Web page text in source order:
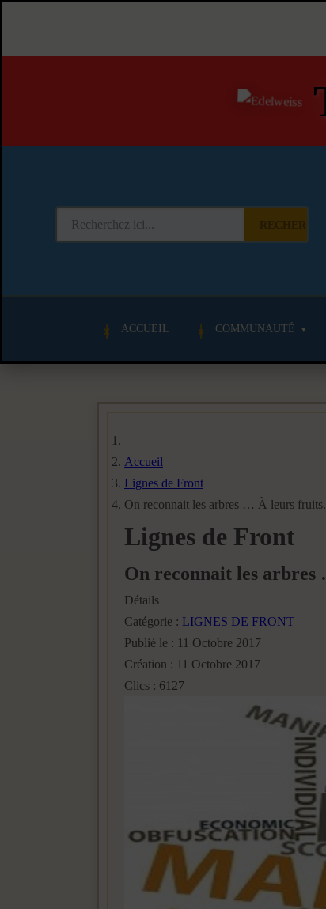
ACCUEIL COMMUNAUTÉ
Accueil
Lignes de Front
On reconnait les arbres … À leurs fruits.
Lignes de Front
On reconnait les
Détails
Catégorie : LIGNES DE FRONT
Publié le : 11 Octobre 2017
Création : 11 Octobre 2017
Clics : 6127